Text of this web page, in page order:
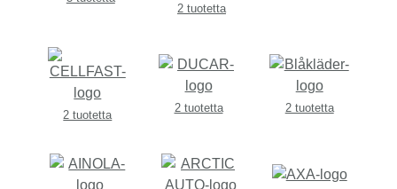
2 tuotetta
2 tuotetta
2 tuotetta 2 tuotetta